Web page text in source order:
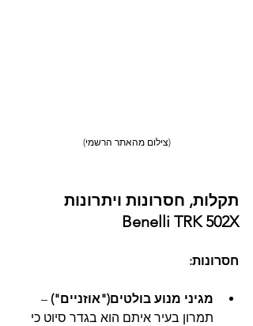
(צילום מהאתר הרשמי)
תקלות, חסרונות ויתרונות
Benelli TRK 502X
חסרונות:
מגיני מנוע בולטים("אוזניים") –
תמרון בעיר איתם הוא בגדר סיוט כי